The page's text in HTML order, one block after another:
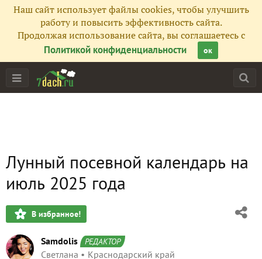
Наш сайт использует файлы cookies, чтобы улучшить
работу и повысить эффективность сайта.
Продолжая использование сайта, вы соглашаетесь с
Политикой конфиденциальности
ок
Лунный посевной календарь на
июль 2025 года
В избранное!
Samdolis РЕДАКТОР
Светлана
Краснодарский край